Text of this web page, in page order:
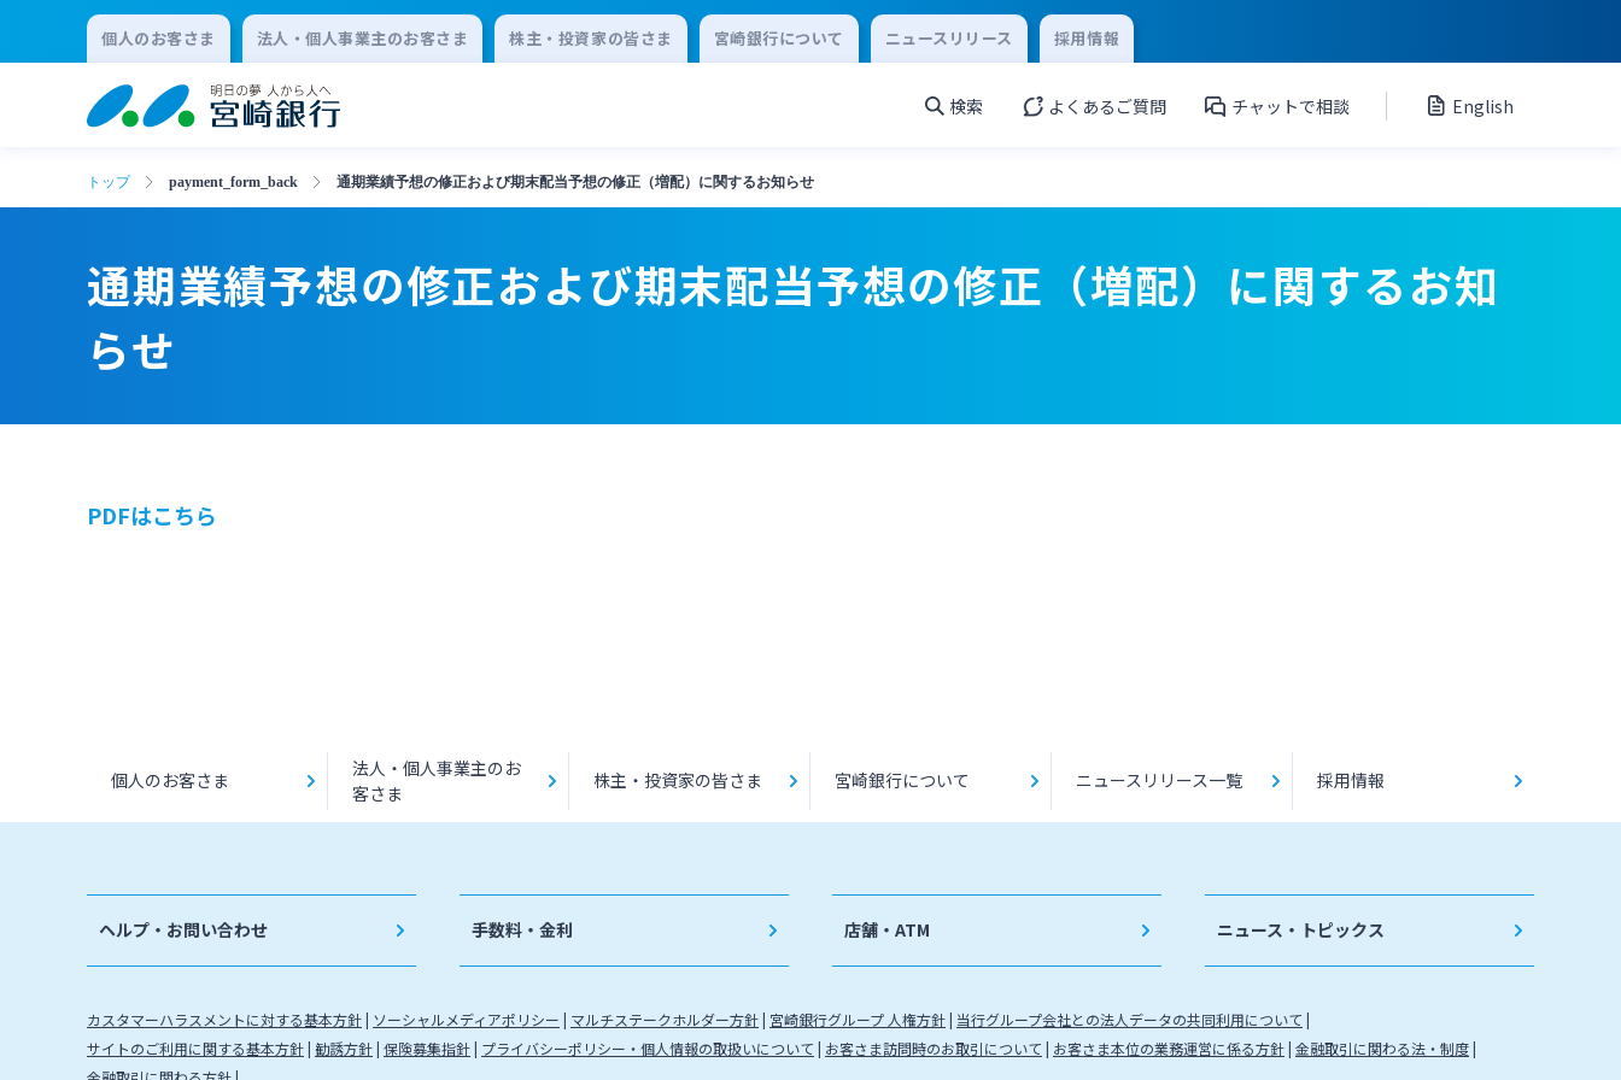
個人のお客さま 法人・個人事業主のお客さま 株主・投資家の皆さま 宮崎銀行について ニュースリリース 採用情報
検索 よくあるご質問 チャットで相談 English
トップ payment_form_back 通期業績予想の修正および期末配当予想の修正（増配）に関するお知らせ
通期業績予想の修正および期末配当予想の修正（増配）に関するお知
らせ
PDFはこちら
個人のお客さま
法人・個人事業主のお
客さま
株主・投資家の皆さま 宮崎銀行について ニュースリリース一覧 採用情報
ヘルプ・お問い合わせ 手数料・金利 店舗・ATM ニュース・トピックス
カスタマーハラスメントに対する基本方針 ソーシャルメディアポリシー マルチステークホルダー方針 宮崎銀行グループ 人権方針 当行グループ会社との法人データの共同利用について
サイトのご利用に関する基本方針 勧誘方針 保険募集指針 プライバシーポリシー・個人情報の取扱いについて お客さま訪問時のお取引について お客さま本位の業務運営に係る方針 金融取引に関わる法・制度